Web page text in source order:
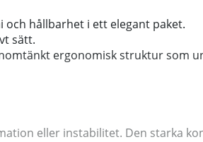
hållbarhet i ett elegant paket.
sätt.
ergonomisk struktur som
eller instabilitet. Den starka